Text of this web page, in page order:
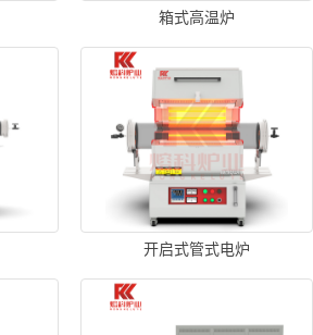
箱式高温炉
开启式管式电炉